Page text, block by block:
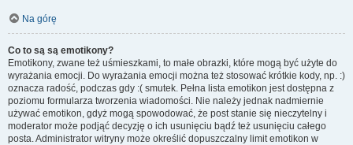
Na górę
Co to są są emotikony?
Emotikony, zwane też uśmieszkami, to małe obrazki, które mogą być użyte do
wyrażania emocji. Do wyrażania emocji można też stosować krótkie kody, np. :)
oznacza radość, podczas gdy :( smutek. Pełna lista emotikon jest dostępna z
poziomu formularza tworzenia wiadomości. Nie należy jednak nadmiernie
używać emotikon, gdyż mogą spowodować, że post stanie się nieczytelny i
moderator może podjąć decyzję o ich usunięciu bądź też usunięciu całego
posta. Administrator witryny może określić dopuszczalny limit emotikon w